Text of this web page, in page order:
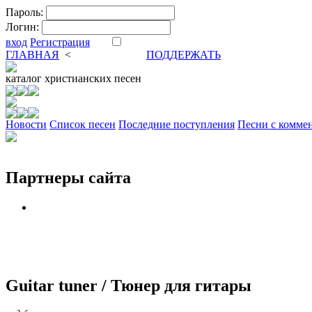
Пароль:
Логин:
вход Регистрация
ГЛАВНАЯ <
ПОДДЕРЖАТЬ
каталог христианских песен
Новости Cписок песен Последние поступления Песни с
Партнеры сайта
Guitar tuner / Тюнер для гитары